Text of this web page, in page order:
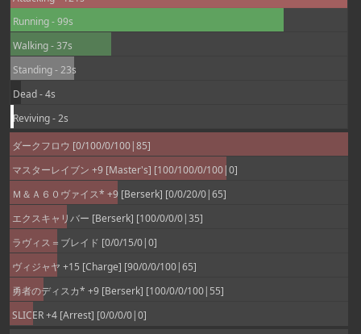
Running - 99s
Walking - 37s
Standing - 23s
Dead - 4s
Reviving - 2s
ダークフロウ [0/100/0/100|85]
マスターレイブン +9 [Master's] [100/100/0/100|0]
Ｍ＆Ａ６０ヴァイス* +9 [Berserk] [0/0/20/0|65]
エクスキャリバー [Berserk] [100/0/0/0|35]
ラヴィス＝ブレイド [0/0/15/0|0]
ヴィジャヤ +15 [Charge] [90/0/0/100|65]
勇者のディスカ* +9 [Berserk] [100/0/0/100|55]
SLICER +4 [Arrest] [0/0/0/0|0]